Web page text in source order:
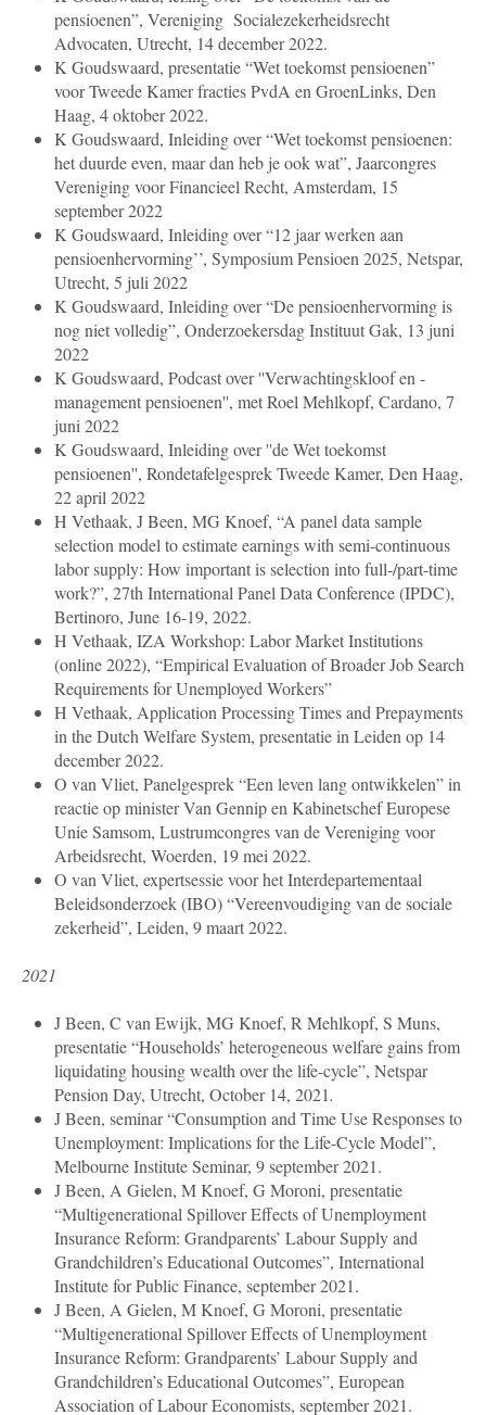
pensioenen”, Vereniging Socialezekerheidsrecht
Advocaten, Utrecht, 14 december 2022.
K Goudswaard, presentatie “Wet toekomst pensioenen”
voor Tweede Kamer fracties PvdA en GroenLinks, Den
Haag, 4 oktober 2022.
K Goudswaard, Inleiding over “Wet toekomst pensioenen:
het duurde even, maar dan heb je ook wat”, Jaarcongres
Vereniging voor Financieel Recht, Amsterdam, 15
september 2022
K Goudswaard, Inleiding over “12 jaar werken aan
pensioenhervorming’’, Symposium Pensioen 2025, Netspar,
Utrecht, 5 juli 2022
K Goudswaard, Inleiding over “De pensioenhervorming is
nog niet volledig”, Onderzoekersdag Instituut Gak, 13 juni
2022
K Goudswaard, Podcast over ''Verwachtingskloof en -
management pensioenen'', met Roel Mehlkopf, Cardano, 7
juni 2022
K Goudswaard, Inleiding over ''de Wet toekomst
pensioenen'', Rondetafelgesprek Tweede Kamer, Den Haag,
22 april 2022
H Vethaak, J Been, MG Knoef, “A panel data sample
selection model to estimate earnings with semi-continuous
labor supply: How important is selection into full-/part-time
work?”, 27th International Panel Data Conference (IPDC),
Bertinoro, June 16-19, 2022.
H Vethaak, IZA Workshop: Labor Market Institutions
(online 2022), “Empirical Evaluation of Broader Job Search
Requirements for Unemployed Workers”
H Vethaak, Application Processing Times and Prepayments
in the Dutch Welfare System, presentatie in Leiden op 14
december 2022.
O van Vliet, Panelgesprek “Een leven lang ontwikkelen” in
reactie op minister Van Gennip en Kabinetschef Europese
Unie Samsom, Lustrumcongres van de Vereniging voor
Arbeidsrecht, Woerden, 19 mei 2022.
O van Vliet, expertsessie voor het Interdepartementaal
Beleidsonderzoek (IBO) “Vereenvoudiging van de sociale
zekerheid”, Leiden, 9 maart 2022.
2021
J Been, C van Ewijk, MG Knoef, R Mehlkopf, S Muns,
presentatie “Households’ heterogeneous welfare gains from
liquidating housing wealth over the life-cycle”, Netspar
Pension Day, Utrecht, October 14, 2021.
J Been, seminar “Consumption and Time Use Responses to
Unemployment: Implications for the Life-Cycle Model”,
Melbourne Institute Seminar, 9 september 2021.
J Been, A Gielen, M Knoef, G Moroni, presentatie
“Multigenerational Spillover Effects of Unemployment
Insurance Reform: Grandparents’ Labour Supply and
Grandchildren’s Educational Outcomes”, International
Institute for Public Finance, september 2021.
J Been, A Gielen, M Knoef, G Moroni, presentatie
“Multigenerational Spillover Effects of Unemployment
Insurance Reform: Grandparents’ Labour Supply and
Grandchildren’s Educational Outcomes”, European
Association of Labour Economists, september 2021.